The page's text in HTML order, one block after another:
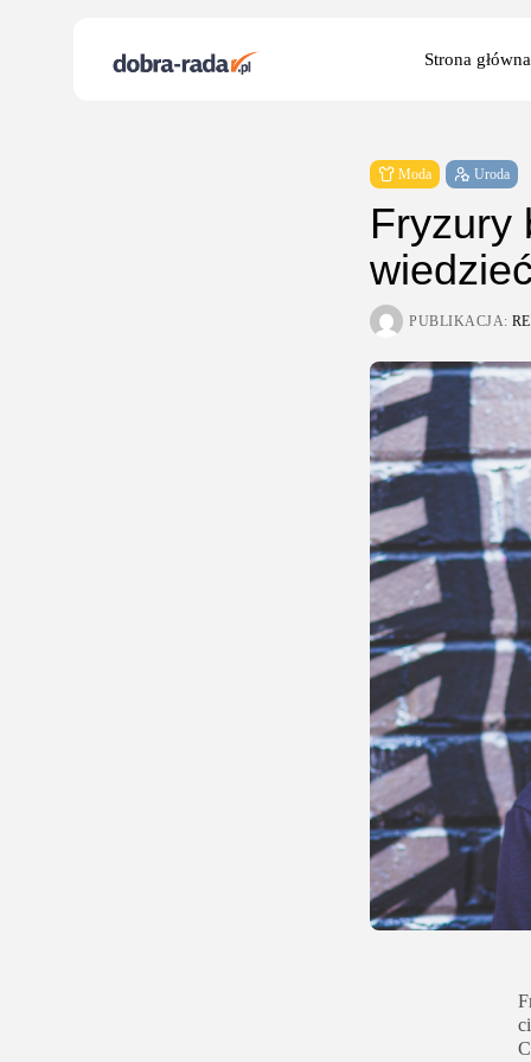
Strona główna
for:
Moda Uroda
Fryzury
wiedzieć
PUBLIKACJA: